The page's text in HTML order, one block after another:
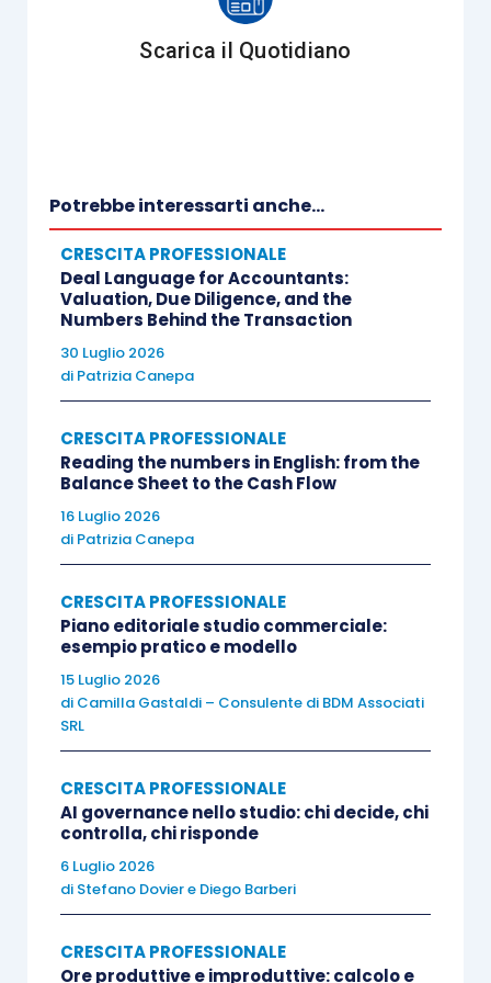
della Consulenza e dell’autorevole Politecnico di
Milano, che ha attivato un osservatorio sull’ICT
Gli studiosi internazionali di cui abbiamo parlato
tengono convegni e conferenze e pubblicano
periodicamente i risultati delle loro ricerche. La
maggior parte delle quali trascendono l’interesse
accademico e diventano invece letture
interessantissime per chi deve gestire
Quello che mancava era una summa che
raccogliesse e ordinasse la non indifferente
letteratura di taglio scientifico che è stata
prodotta a livello mondiale.
Ci ha pensato da qualche settimana la prestigiosa
Oxford University Pressche ha dato alle stampe,
per il momento soltanto in lingua inglese, il
manuale più ampio e dettagliato che sia mai
stato prodotto a livello accademico sugli studi
professionali.L’Handbook of Professional Service
Firmsè curato da alcuni dei più validi docenti a
livello internazionale, Daniel Muzio, Joseph
Broschak, e Bob Hinings, coordinati da Laura
di Londra.
Scarica il Quotidiano
Potrebbe interessarti anche...
CRESCITA PROFESSIONALE
Deal Language for Accountants:
Valuation, Due Diligence, and the
Numbers Behind the Transaction
30 Luglio 2026
di Patrizia Canepa
CRESCITA PROFESSIONALE
Reading the numbers in English: from the
Balance Sheet to the Cash Flow
16 Luglio 2026
di Patrizia Canepa
CRESCITA PROFESSIONALE
Piano editoriale studio commerciale:
esempio pratico e modello
15 Luglio 2026
di Camilla Gastaldi – Consulente di BDM Associati
SRL
CRESCITA PROFESSIONALE
AI governance nello studio: chi decide, chi
controlla, chi risponde
6 Luglio 2026
di Stefano Doviere Diego Barberi
CRESCITA PROFESSIONALE
Ore produttive e improduttive: calcolo e